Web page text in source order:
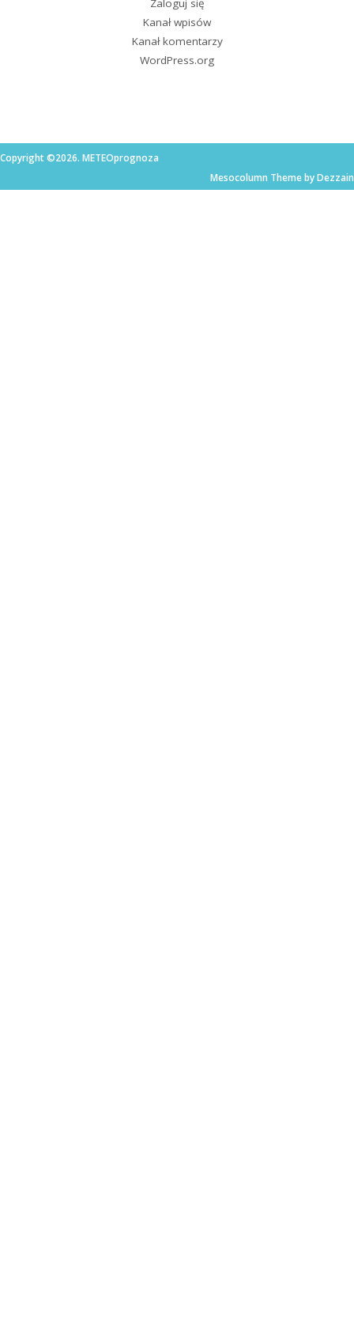
Zaloguj się
Kanał wpisów
Kanał komentarzy
WordPress.org
Copyright ©2026. METEOprognoza
Mesocolumn Theme by Dezzain